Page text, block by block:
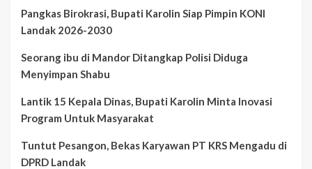
Pangkas Birokrasi, Bupati Karolin Siap Pimpin KONI
Landak 2026-2030
Seorang ibu di Mandor Ditangkap Polisi Diduga
Menyimpan Shabu
Lantik 15 Kepala Dinas, Bupati Karolin Minta Inovasi
Program Untuk Masyarakat
Tuntut Pesangon, Bekas Karyawan PT KRS Mengadu di
DPRD Landak